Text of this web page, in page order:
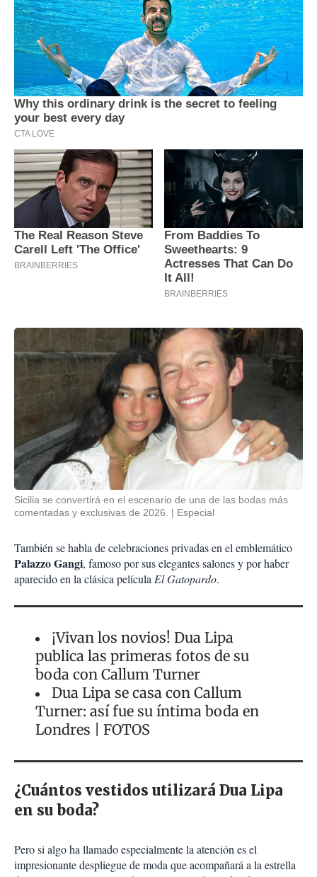
Sicilia se convertirá en el escenario de una de las bodas más
comentadas y exclusivas de 2026.
Especial
También se habla de celebraciones privadas en el emblemático
Palazzo Gangi, famoso por sus elegantes salones y por haber
aparecido en la clásica películaEl Gatopardo.
¡Vivan los novios! Dua Lipa
publica las primeras fotos de su
boda con Callum Turner
Dua Lipa se casa con Callum
Turner: así fue su íntima boda en
Londres | FOTOS
¿Cuántos vestidos utilizará Dua Lipa
en su boda?
Pero si algo ha llamado especialmente la atención es el
impresionante despliegue de moda que acompañará a la estrella